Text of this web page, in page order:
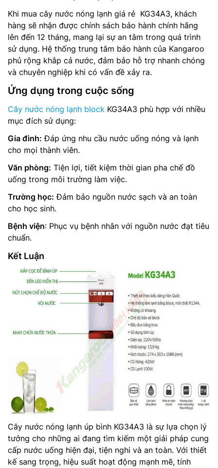
Khi mua cây nước nóng lạnh giá rẻ KG34A3, khách
hàng sẽ nhận được chính sách bảo hành chính hãng
lên đến 12 tháng, mang lại sự an tâm trong quá trình
sử dụng. Hệ thống trung tâm bảo hành của Kangaroo
phủ rộng khắp cả nước, đảm bảo hỗ trợ nhanh chóng
và chuyên nghiệp khi có vấn đề xảy ra.
Ứng dụng trong cuộc sống
Cây nước nóng lạnh block KG34A3 phù hợp với nhiều
mục đích sử dụng:
Gia đình: Đáp ứng nhu cầu nước uống nóng và lạnh
cho mọi thành viên.
Văn phòng: Tiện lợi, tiết kiệm thời gian pha chế đồ
uống trong môi trường làm việc.
Trường học: Đảm bảo nguồn nước sạch và an toàn
cho học sinh.
Bệnh viện: Phục vụ bệnh nhân với nguồn nước đạt tiêu
chuẩn.
Kết Luận
Cây nước nóng lạnh úp bình KG34A3 là sự lựa chọn lý
tưởng cho những ai đang tìm kiếm một giải pháp cung
cấp nước uống hiện đại, tiện nghi và an toàn. Với thiết
kế sang trọng, hiệu suất hoạt động mạnh mẽ, tính